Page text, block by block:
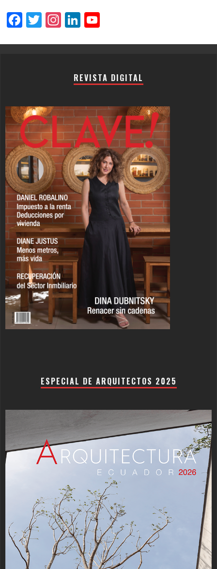
Facebook
Twitter
Instagram
LinkedIn
REVISTA DIGITAL
ESPECIAL DE ARQUITECTOS 2025